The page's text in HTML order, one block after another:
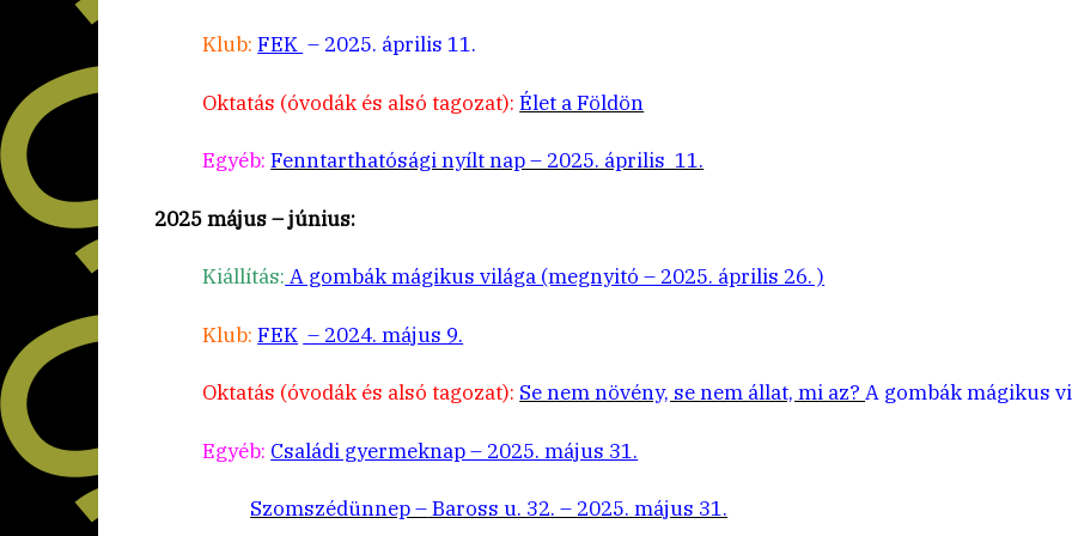
Klub:FEK – 2025. április 11.
Oktatás (óvodák és alsó tagozat):Élet a Földön
Egyéb: Fenntarthatósági nyílt nap – 2025. április 11.
2025 május – június:
Kiállítás: A gombák mágikus világa (megnyitó – 2025. április 26. )
Klub:FEK – 2024. május 9.
Oktatás (óvodák és alsó tagozat): Se nem növény, se nem állat, mi az?A gombák mágikus
Egyéb: Családi gyermeknap – 2025. május 31.
Szomszédünnep –Baross u. 32. – 2025. május 31.